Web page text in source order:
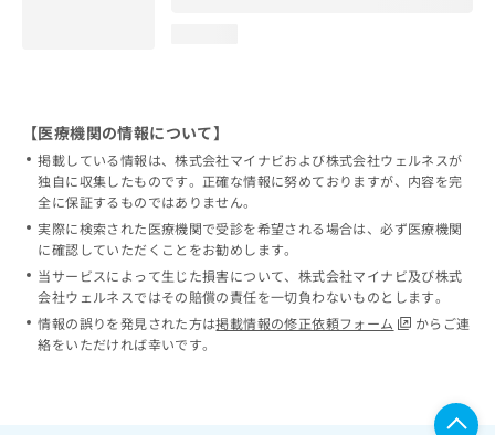
【医療機関の情報について】
掲載している情報は、株式会社マイナビおよび株式会社ウェルネスが
独自に収集したものです。正確な情報に努めておりますが、内容を完
全に保証するものではありません。
実際に検索された医療機関で受診を希望される場合は、必ず医療機関
に確認していただくことをお勧めします。
当サービスによって生じた損害について、株式会社マイナビ及び株式
会社ウェルネスではその賠償の責任を一切負わないものとします。
情報の誤りを発見された方は掲載情報の修正依頼フォーム
からご連
絡をいただければ幸いです。